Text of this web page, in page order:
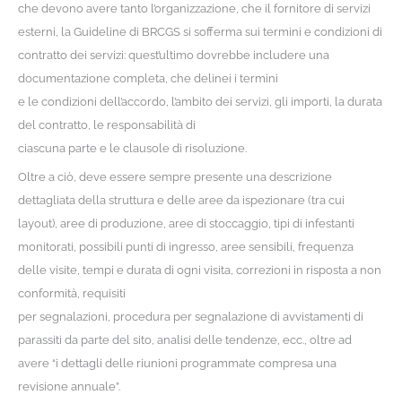
che devono avere tanto l’organizzazione, che il fornitore di servizi
esterni, la Guideline di BRCGS si sofferma sui termini e condizioni di
contratto dei servizi: quest’ultimo dovrebbe includere una
documentazione completa, che delinei i termini
e le condizioni dell’accordo, l’ambito dei servizi, gli importi, la durata
del contratto, le responsabilità di
ciascuna parte e le clausole di risoluzione.
Oltre a ciò, deve essere sempre presente una descrizione
dettagliata della struttura e delle aree da ispezionare (tra cui
layout), aree di produzione, aree di stoccaggio, tipi di infestanti
monitorati, possibili punti di ingresso, aree sensibili, frequenza
delle visite, tempi e durata di ogni visita, correzioni in risposta a non
conformità, requisiti
per segnalazioni, procedura per segnalazione di avvistamenti di
parassiti da parte del sito, analisi delle tendenze, ecc., oltre ad
avere “i dettagli delle riunioni programmate compresa una
revisione annuale”.